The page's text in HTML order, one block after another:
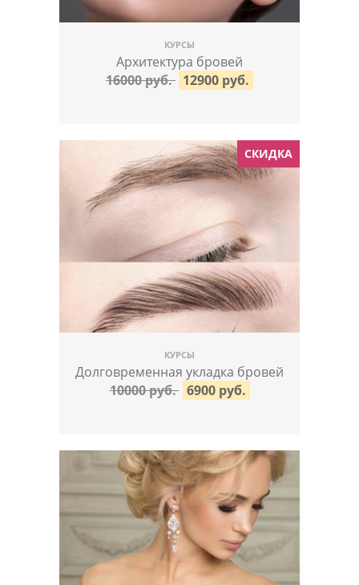
КУРСЫ
Архитектура бровей
16000 руб. 12900 руб.
СКИДКА
КУРСЫ
Долговременная укладка бровей
10000 руб. 6900 руб.